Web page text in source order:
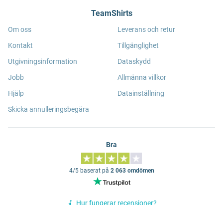
TeamShirts
Om oss
Kontakt
Utgivningsinformation
Jobb
Hjälp
Skicka annulleringsbegära
Leverans och retur
Tillgänglighet
Dataskydd
Allmänna villkor
Datainställning
Bra
4/5 baserat på 2 063 omdömen
Hur fungerar recensioner?